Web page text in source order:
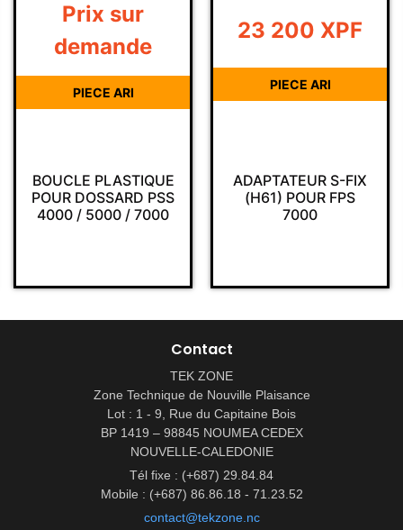
BOUCLE PLASTIQUE
POUR DOSSARD PSS
4000 / 5000 / 7000
Prix sur
demande
PIECE ARI
ADAPTATEUR S-FIX
(H61) POUR FPS
7000
23 200 XPF
PIECE ARI
Contact
TEK ZONE
Zone Technique de Nouville Plaisance
Lot : 1 - 9, Rue du Capitaine Bois
BP 1419 – 98845 NOUMEA CEDEX
NOUVELLE-CALEDONIE
Tél fixe : (+687) 29.84.84
Mobile : (+687) 86.86.18 - 71.23.52
contact@tekzone.nc